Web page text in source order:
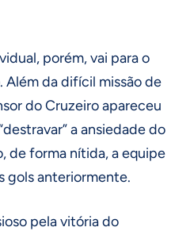
porém, vai para o
Além da difícil missão de
do Cruzeiro apareceu
a ansiedade do
de forma nítida, a equipe
gols anteriormente.
pela vitória do